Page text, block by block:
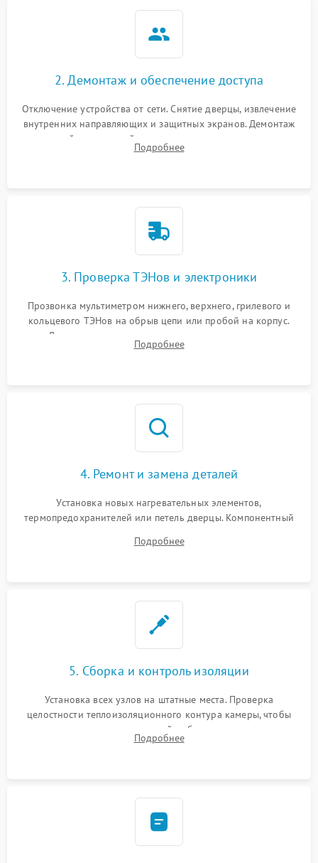
2. Демонтаж и обеспечение доступа
Отключение устройства от сети. Снятие дверцы, извлечение
внутренних направляющих и защитных экранов. Демонтаж
задней или верхней панели для прямого доступа к
нагревательным элементам, плате и вентиляторам.
Подробнее
3. Проверка ТЭНов и электроники
Прозвонка мультиметром нижнего, верхнего, грилевого и
кольцевого ТЭНов на обрыв цепи или пробой на корпус.
Диагностика термостата, датчиков температуры,
переключателя режимов и мотора конвекции.
Подробнее
4. Ремонт и замена деталей
Установка новых нагревательных элементов,
термопредохранителей или петель дверцы. Компонентный
выгоревших реле, восстановление контактов и замена
Подробнее
5. Сборка и контроль изоляции
Установка всех узлов на штатные места. Проверка
целостности теплоизоляционного контура камеры, чтобы
исключить перегрев кухонной мебели и потерю тепла.
Надежная фиксация клемм и сборка корпуса шкафа.
Подробнее